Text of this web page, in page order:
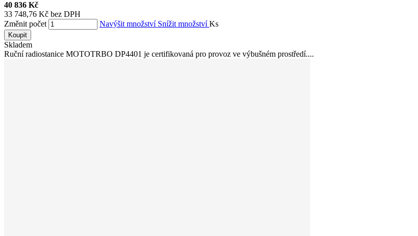
40 836 Kč
33 748,76 Kč bez DPH
Změnit počet
Navýšit množství Snížit množstvíKs
Koupit
Skladem
Ruční radiostanice MOTOTRBO DP4401 je certifikovaná pro provoz ve výbušném prostředí....